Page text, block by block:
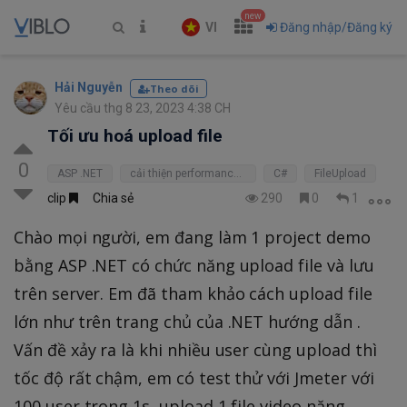
VI
new
Đăng nhập/Đăng ký
Hải Nguyễn Theo dõi
Yêu cầu thg 8 23, 2023 4:38 CH
0
Tối ưu hoá upload file
ASP .NET cải thiện performance website C# FileUpload
clip Chia sẻ 290 0 1
Chào mọi người, em đang làm 1 project demo
bằng ASP .NET có chức năng upload file và lưu
trên server. Em đã tham khảo cách upload file
lớn như trên trang chủ của .NET hướng dẫn .
Vấn đề xảy ra là khi nhiều user cùng upload thì
tốc độ rất chậm, em có test thử với Jmeter với